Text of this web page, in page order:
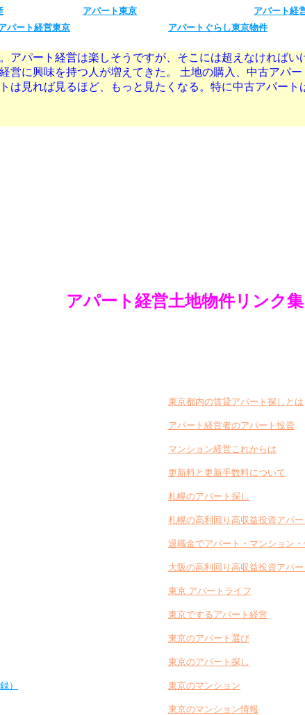
アパート東京 アパート経
パート経営東京 アパートぐらし東京物件
アパート経営は楽しそうですが、そこには超えなければ
営に興味を持つ人が増えてきた。 土地の購入、中古アパ
は見れば見るほど、もっと見たくなる。特に中古アパー
アパート経営土地物件リンク集
）
東京都内の賃貸アパート探しとは
アパート経営者のアパート投資
マンション経営これからは
更新料と更新手数料について
札幌のアパート探し
札幌の高利回り高収益投資アパー
退職金でアパート・マンション
大阪の高利回り高収益投資アパー
東京 アパートライフ
東京でするアパート経営
東京のアパート選び
東京のアパート探し
東京のマンション
東京のマンション情報